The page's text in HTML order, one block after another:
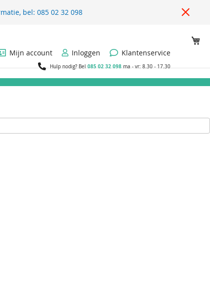
bel: 085 02 32 098
Mijn account
Inloggen Klantenservice
Hulp nodig? Bel085 02 32 098ma - vr: 8.30 - 17.30